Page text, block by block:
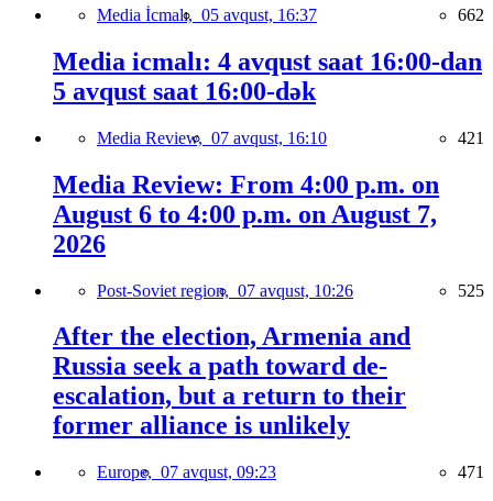
Media İcmalı, 05 avqust, 16:37 662
Media icmalı: 4 avqust saat 16:00-dan
5 avqust saat 16:00-dək
Media Review, 07 avqust, 16:10 421
Media Review: From 4:00 p.m. on
August 6 to 4:00 p.m. on August 7,
2026
Post-Soviet region, 07 avqust, 10:26 525
After the election, Armenia and
Russia seek a path toward de-
escalation, but a return to their
former alliance is unlikely
Europe, 07 avqust, 09:23 471